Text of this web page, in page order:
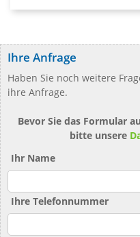
Ihre Anfrage
Haben Sie noch weitere
ihre Anfrage.
Bevor Sie das Formular
bitte unsere
Ihr Name
Ihre Telefonnummer